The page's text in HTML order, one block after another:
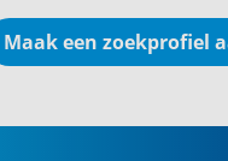
Maak een zoekprofiel